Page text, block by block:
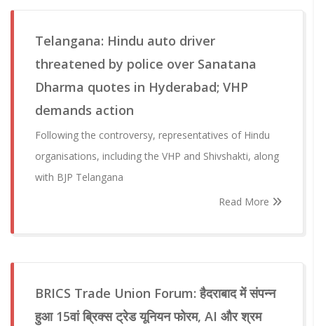
Telangana: Hindu auto driver
threatened by police over Sanatana
Dharma quotes in Hyderabad; VHP
demands action
Following the controversy, representatives of Hindu
organisations, including the VHP and Shivshakti, along
with BJP Telangana
Read More
BRICS Trade Union Forum: हैदराबाद में संपन्न
हुआ 15वां ब्रिक्स ट्रेड यूनियन फोरम, AI और श्रम